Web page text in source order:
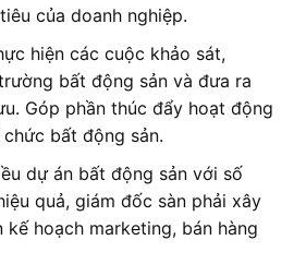
của doanh nghiệp.
hiện các cuộc khảo sát,
bất động sản và đưa ra
Góp phần thúc đẩy hoạt động
bất động sản.
dự án bất động sản với số
quả, giám đốc sàn phải xây
hoạch marketing, bán hàng